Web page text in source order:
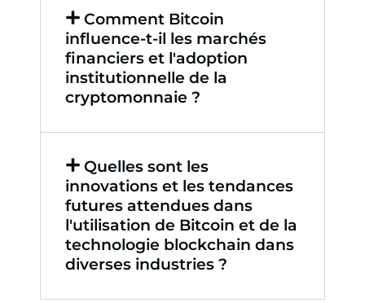
Comment Bitcoin
influence-t-il les marchés
financiers et l'adoption
institutionnelle de la
cryptomonnaie ?
Quelles sont les
innovations et les tendances
futures attendues dans
l'utilisation de Bitcoin et de la
technologie blockchain dans
diverses industries ?